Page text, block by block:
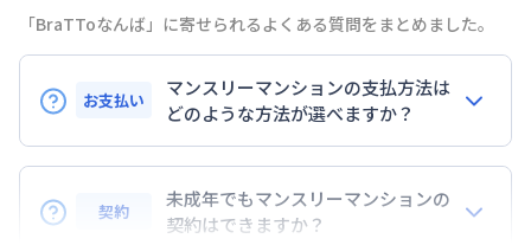
禁煙・喫煙
大阪市御堂筋線大国町駅徒歩10分
定員
次回更新日
情報更新日より14日以内
「BraTToなんば」に寄せられるよくある質問をまとめました。
お支払い
マンスリーマンションの支払方法は
どのような方法が選べますか？
BraTToの運営するマンスリーマンションのお支払い
は、指定口座へのお振込み・当社での現金払い、クレ
ジットカード払い（DCカード、VISAカード、Master
契約
未成年でもマンスリーマンションの
契約はできますか？